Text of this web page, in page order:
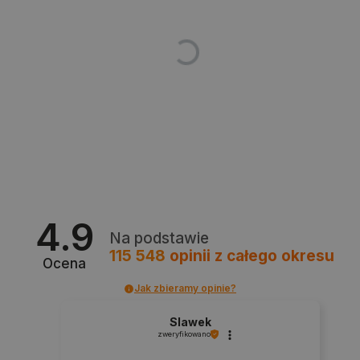
4.9
Ocena
Na podstawie
115 548 opinii z całego okresu
Jak zbieramy opinie?
Slawek
zweryfikowano